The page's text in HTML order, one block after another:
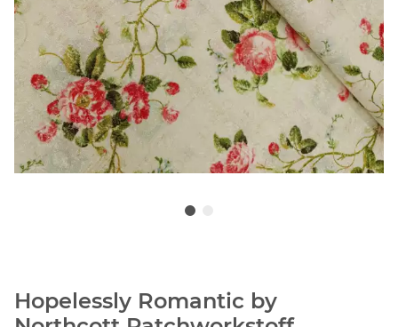
Hopelessly Romantic by